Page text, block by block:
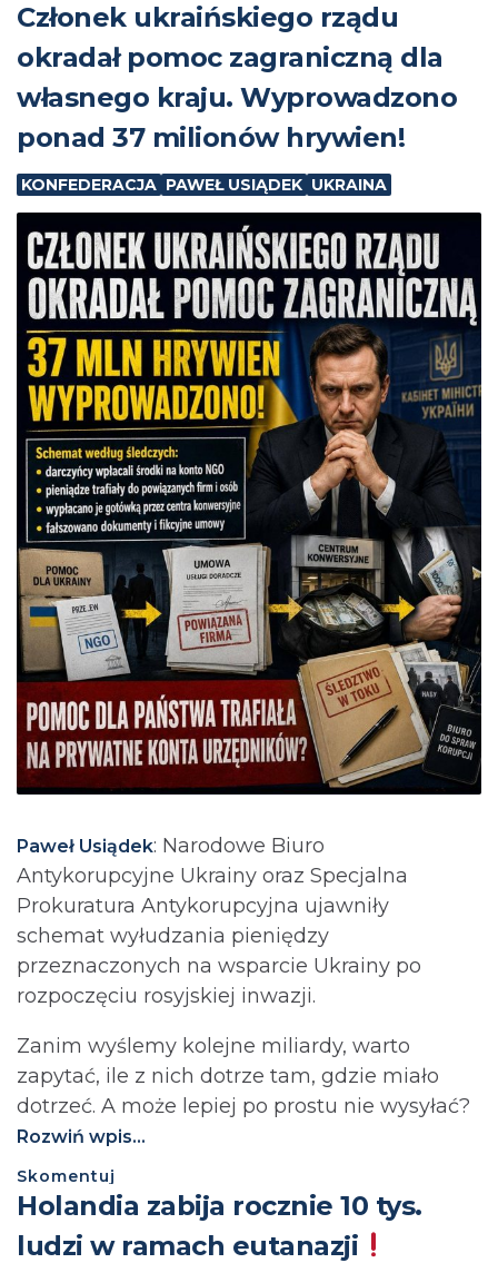
Członek ukraińskiego rządu
okradał pomoc zagraniczną dla
własnego kraju. Wyprowadzono
ponad 37 milionów hrywien!
KONFEDERACJA PAWEŁ USIĄDEK UKRAINA
Paweł Usiądek: Narodowe Biuro
Antykorupcyjne Ukrainy oraz Specjalna
Prokuratura Antykorupcyjna ujawniły
schemat wyłudzania pieniędzy
przeznaczonych na wsparcie Ukrainy po
rozpoczęciu rosyjskiej inwazji.
Zanim wyślemy kolejne miliardy, warto
zapytać, ile z nich dotrze tam, gdzie miało
dotrzeć. A może lepiej po prostu nie wysyłać?⁩
Rozwiń wpis...
Skomentuj
Holandia zabija rocznie 10 tys.
ludzi w ramach eutanazji